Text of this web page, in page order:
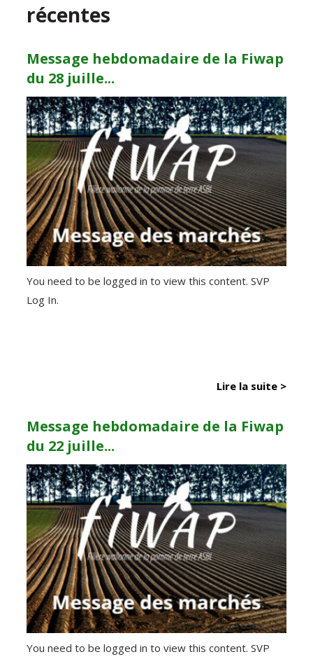
récentes
Message hebdomadaire de la Fiwap
du 28 juille...
You need to be logged in to view this content. SVP
Log In.
Lire la suite >
Message hebdomadaire de la Fiwap
du 22 juille...
You need to be logged in to view this content. SVP